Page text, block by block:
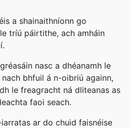
a shainaithníonn go
tríú páirtithe, ach amháin
nasc a dhéanamh le
bhfuil á n-oibriú againn,
le freagracht ná dliteanas as
faoi seach.
ar do chuid faisnéise